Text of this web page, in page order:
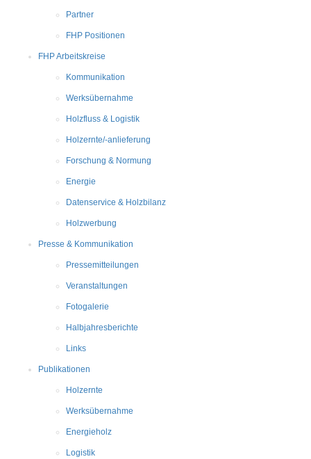
Partner
FHP Positionen
FHP Arbeitskreise
Kommunikation
Werksübernahme
Holzfluss & Logistik
Holzernte/-anlieferung
Forschung & Normung
Energie
Datenservice & Holzbilanz
Holzwerbung
Presse & Kommunikation
Pressemitteilungen
Veranstaltungen
Fotogalerie
Halbjahresberichte
Links
Publikationen
Holzernte
Werksübernahme
Energieholz
Logistik